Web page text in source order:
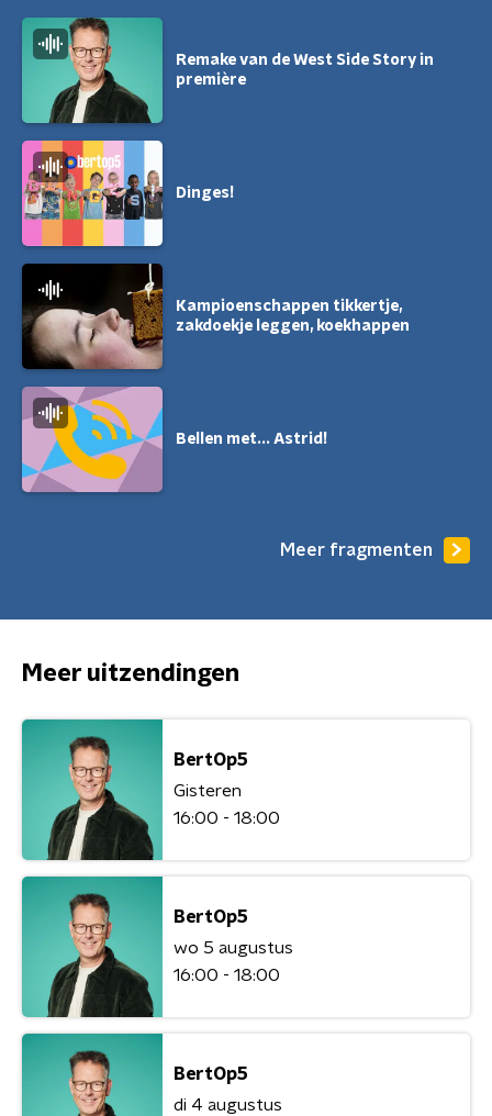
Remake van de West Side Story in
première
Dinges!
Kampioenschappen tikkertje,
zakdoekje leggen, koekhappen
Bellen met... Astrid!
Meer fragmenten
Meer uitzendingen
BertOp5
Gisteren
16:00 - 18:00
BertOp5
wo 5 augustus
16:00 - 18:00
BertOp5
di 4 augustus